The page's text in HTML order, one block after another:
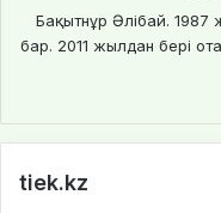
Бақытнұр Әлібай. 1987
бар. 2011 жылдан бері
tiek.kz